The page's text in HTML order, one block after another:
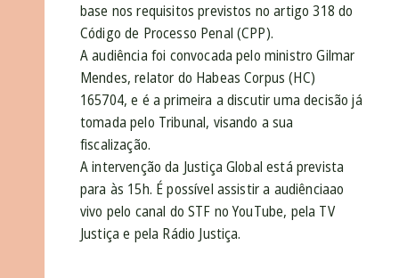
base nos requisitos previstos no artigo 318 do
Código de Processo Penal (CPP).
A audiência foi convocada pelo ministro Gilmar
Mendes, relator do Habeas Corpus (HC)
165704, e é a primeira a discutir uma decisão já
tomada pelo Tribunal, visando a sua
fiscalização.
A intervenção da Justiça Global está prevista
para às 15h. É possível assistir a audiênciaao
vivo pelo canal do STF no YouTube, pela TV
Justiça e pela Rádio Justiça.